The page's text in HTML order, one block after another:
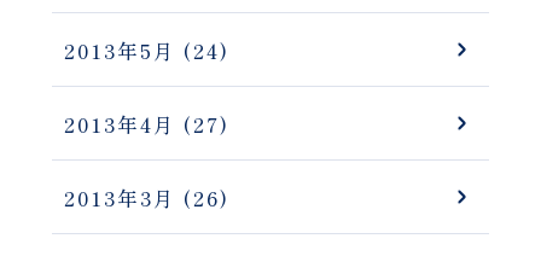
2013年5月 (24)
2013年4月 (27)
2013年3月 (26)